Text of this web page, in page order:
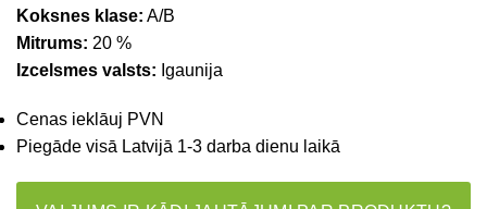
Koksnes klase: A/B
Mitrums: 20 %
Izcelsmes valsts: Igaunija
Cenas ieklāuj PVN
Piegāde visā Latvijā 1-3 darba dienu laikā